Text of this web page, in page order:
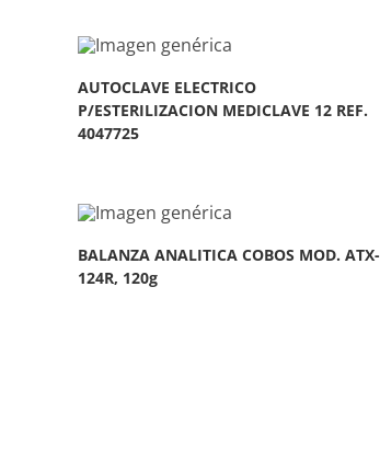
AUTOCLAVE ELECTRICO
P/ESTERILIZACION MEDICLAVE 12 REF.
4047725
BALANZA ANALITICA COBOS MOD. ATX-
124R, 120g